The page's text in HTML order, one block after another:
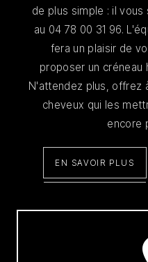
de plus simple : il
au 04 78 00 31 96.
fera un plaisir de
proposer un créneau
N'attendez plus, offrez
cheveux qui les
encore
EN SAVOIR PLUS